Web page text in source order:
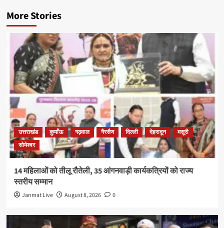
More Stories
उत्तराखंड कुमाँऊ गढ़वाल गैरसैण दिल्ली देहरादून
मसूरी
सोमेश्वर
14 महिलाओं को तीलू रौतेली, 35 आंगनवाड़ी कार्यकत्रियों को राज्य
स्तरीय सम्मान
Janmat Live August 8, 2026 0